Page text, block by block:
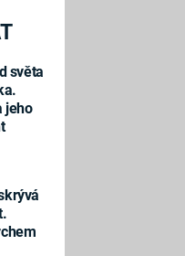
světa
jeho